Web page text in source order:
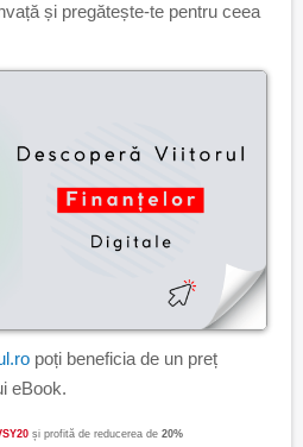
și pregătește-te pentru ceea
poți beneficia de un preț
eBook.
și profită de reducerea de 20%